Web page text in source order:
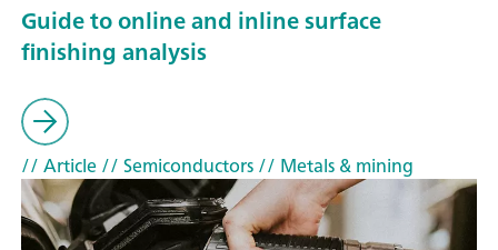
Guide to online and inline surface
finishing analysis
// Article// Semiconductors// Metals & mining